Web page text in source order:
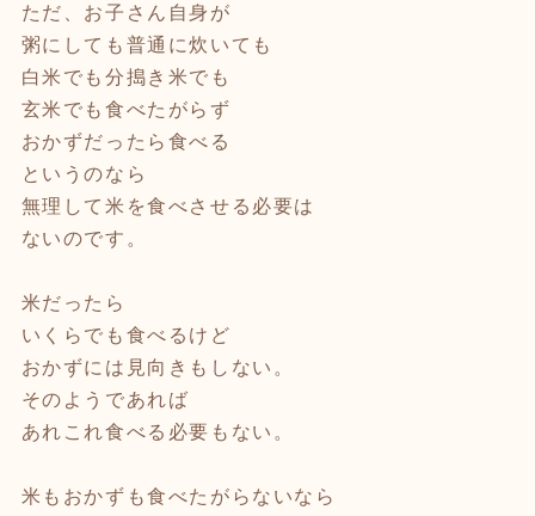
ただ、お子さん自身が
粥にしても普通に炊いても
白米でも分搗き米でも
玄米でも食べたがらず
おかずだったら食べる
というのなら
無理して米を食べさせる必要は
ないのです。
米だったら
いくらでも食べるけど
おかずには見向きもしない。
そのようであれば
あれこれ食べる必要もない。
米もおかずも食べたがらないなら